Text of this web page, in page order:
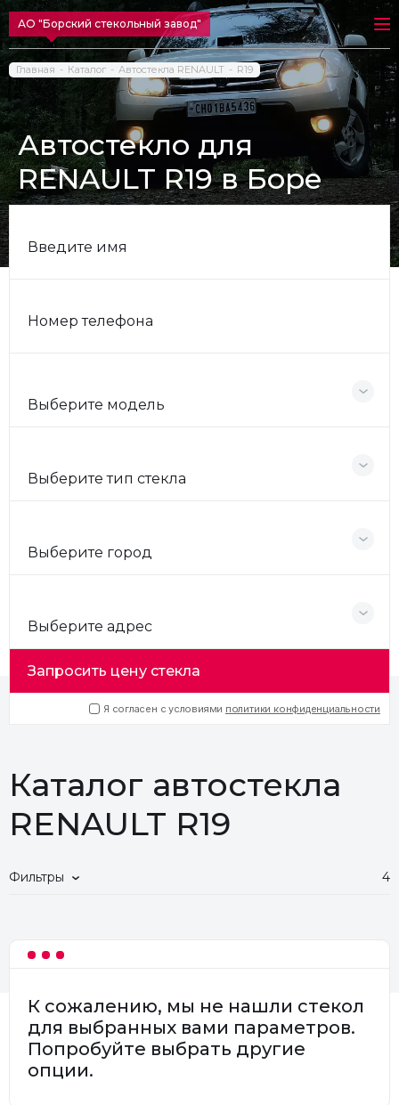
АО "Борский стекольный завод"
Главная Каталог Автостекла RENAULT R19
Автостекло для
RENAULT R19 в Боре
Введите имя
Номер телефона
Выберите модель
Выберите тип стекла
Выберите город
Выберите адрес
Запросить цену стекла
Я согласен с условиями политики конфиденциальности
Каталог автостекла
RENAULT R19
Фильтры 4
К сожалению, мы не нашли стекол
для выбранных вами параметров.
Попробуйте выбрать другие
опции.